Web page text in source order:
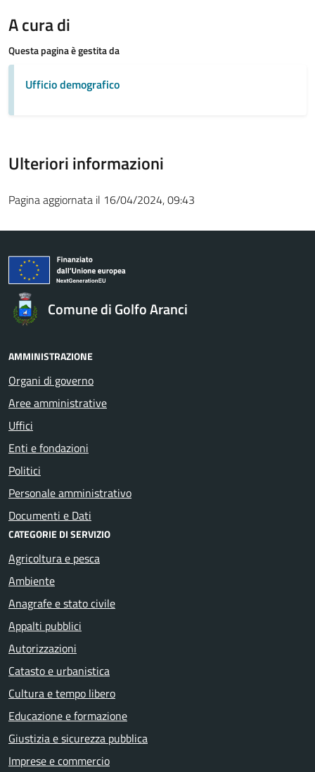
A cura di
Questa pagina è gestita da
Ufficio demografico
Ulteriori informazioni
Pagina aggiornata il 16/04/2024, 09:43
Comune di Golfo Aranci
AMMINISTRAZIONE
Organi di governo
Aree amministrative
Uffici
Enti e fondazioni
Politici
Personale amministrativo
Documenti e Dati
CATEGORIE DI SERVIZIO
Agricoltura e pesca
Ambiente
Anagrafe e stato civile
Appalti pubblici
Autorizzazioni
Catasto e urbanistica
Cultura e tempo libero
Educazione e formazione
Giustizia e sicurezza pubblica
Imprese e commercio